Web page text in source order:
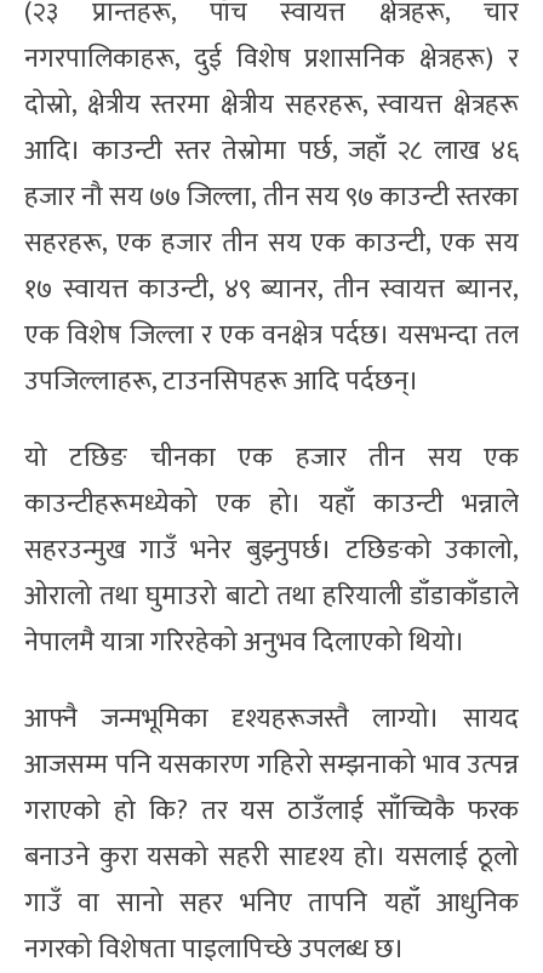
(२३ प्रान्तहरू, पाँच स्वायत्त क्षेत्रहरू, चार
नगरपालिकाहरू, दुई विशेष प्रशासनिक क्षेत्रहरू) र
दोस्रो, क्षेत्रीय स्तरमा क्षेत्रीय सहरहरू, स्वायत्त क्षेत्रहरू
आदि। काउन्टी स्तर तेस्रोमा पर्छ, जहाँ २८ लाख ४६
हजार नौ सय ७७ जिल्ला, तीन सय ९७ काउन्टी स्तरका
सहरहरू, एक हजार तीन सय एक काउन्टी, एक सय
१७ स्वायत्त काउन्टी, ४९ ब्यानर, तीन स्वायत्त ब्यानर,
एक विशेष जिल्ला र एक वनक्षेत्र पर्दछ। यसभन्दा तल
उपजिल्लाहरू, टाउनसिपहरू आदि पर्दछन्।
यो टछिङ चीनका एक हजार तीन सय एक
काउन्टीहरूमध्येको एक हो। यहाँ काउन्टी भन्नाले
सहरउन्मुख गाउँ भनेर बुझ्नुपर्छ। टछिङको उकालो,
ओरालो तथा घुमाउरो बाटो तथा हरियाली डाँडाकाँडाले
नेपालमै यात्रा गरिरहेको अनुभव दिलाएको थियो।
आफ्नै जन्मभूमिका दृश्यहरूजस्तै लाग्यो। सायद
आजसम्म पनि यसकारण गहिरो सम्झनाको भाव उत्पन्न
गराएको हो कि? तर यस ठाउँलाई साँच्चिकै फरक
बनाउने कुरा यसको सहरी सादृश्य हो। यसलाई ठूलो
गाउँ वा सानो सहर भनिए तापनि यहाँ आधुनिक
नगरको विशेषता पाइलापिच्छे उपलब्ध छ।